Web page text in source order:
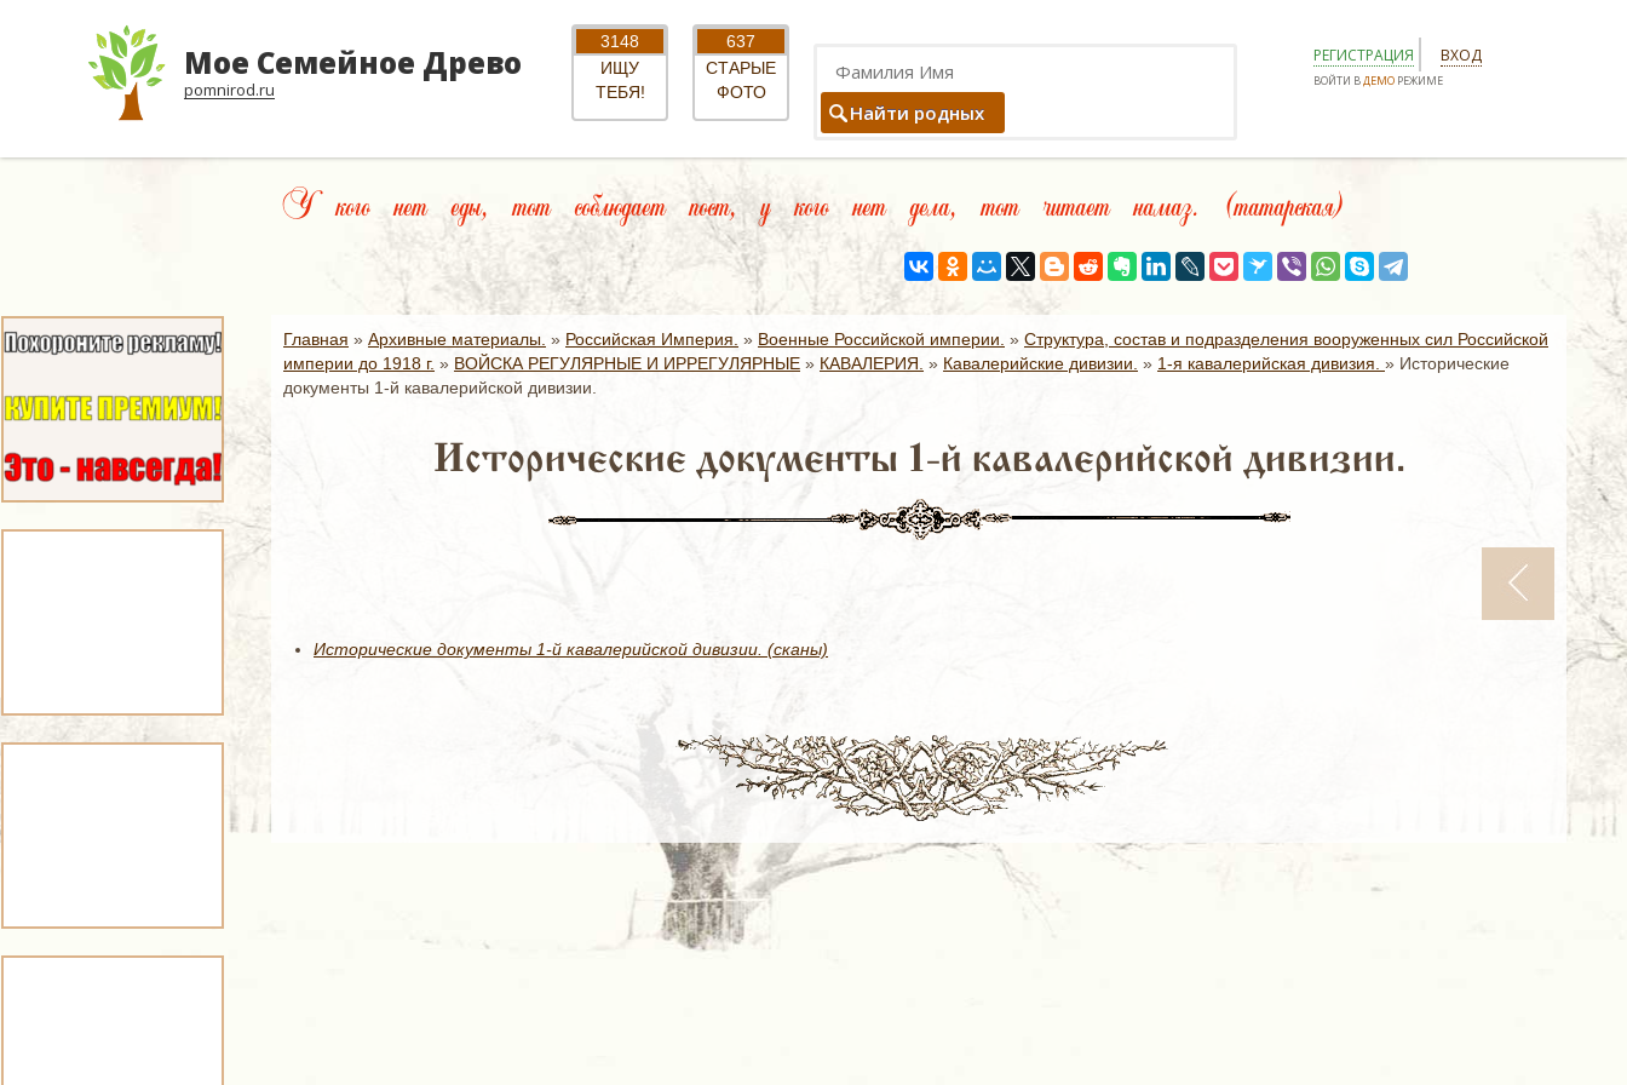
Мое Семейное Древо
pomnirod.ru
3148
ИЩУ
ТЕБЯ!
637
СТАРЫЕ
ФОТО
Найти родных
РЕГИСТРАЦИЯ ВХОД
ВОЙТИ ВДЕМО РЕЖИМЕ
У кого нет еды, тот соблюдает пост, у кого нет дела, тот читает намаз. (татарская)
Главная » Архивные материалы. » Российская Империя. » Военные Российской империи. » Структура, состав и подразделения вооруженных сил Российской
империи до 1918 г. » ВОЙСКА РЕГУЛЯРНЫЕ И ИРРЕГУЛЯРНЫЕ » КАВАЛЕРИЯ. » Кавалерийские дивизии. » 1-я кавалерийская дивизия. » Исторические
документы 1-й кавалерийской дивизии.
Исторические документы 1-й кавалерийской дивизии.
Исторические документы 1-й кавалерийской дивизии. (сканы)